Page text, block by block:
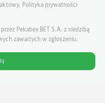
Polityka prywatności
Pekabex BET S.A. z siedzibą
zawartych w zgłoszeniu.